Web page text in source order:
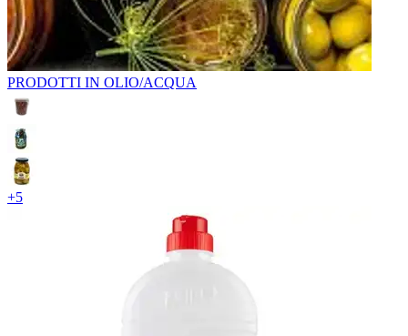
PRODOTTI IN OLIO/ACQUA
+5